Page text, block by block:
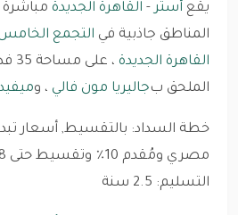
يقع أستر- القاهرة الجديدة مباشرة
المناطق جاذبية في التجمع
القاهرة الجديدة
،
الملحق بجاليريا مون فالي ، و
التسليم: 2.5 سنة